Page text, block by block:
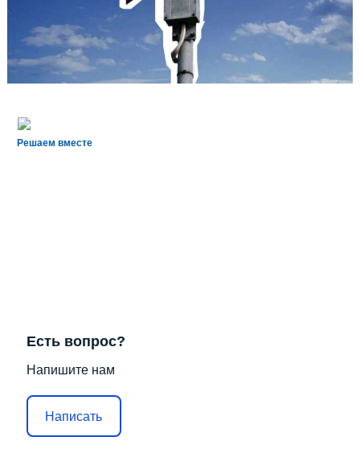
Решаем вместе
Есть вопрос?
Напишите нам
Написать